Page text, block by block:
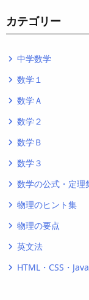
カテゴリー
navigate_next 中学数学
navigate_next 数学１
navigate_next 数学Ａ
navigate_next 数学２
navigate_next 数学Ｂ
navigate_next 数学３
navigate_next 数学の公式・定理
navigate_next 物理のヒント集
navigate_next 物理の要点
navigate_next 英文法
navigate_next HTML・CSS・